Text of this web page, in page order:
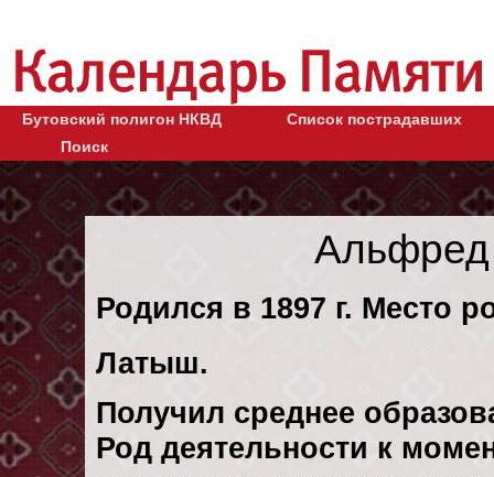
Бутовский полигон НКВД
Список пострадавших
Поиск
Альфред
Родился в 1897 г. Место
Латыш.
Получил среднее
Род деятельности к